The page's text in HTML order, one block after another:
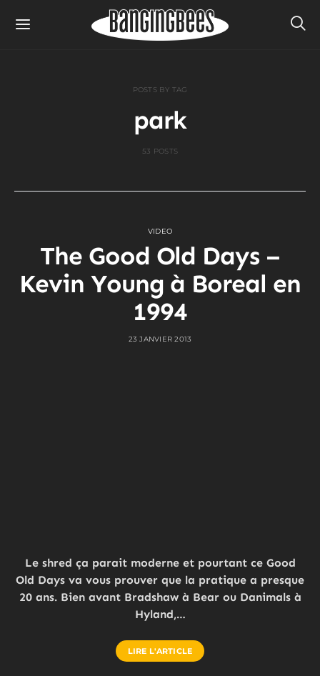
POSTS BY TAG
park
53 POSTS
VIDEO
The Good Old Days –
Kevin Young à Boreal en
1994
23 JANVIER 2013
Le shred ça parait moderne et pourtant ce Good
Old Days va vous prouver que la pratique a presque
20 ans. Bien avant Bradshaw à Bear ou Danimals à
Hyland,…
LIRE L'ARTICLE